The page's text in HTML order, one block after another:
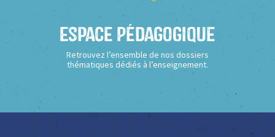
Espace Pédagogique
Retrouvez l’ensemble de nos dossiers
thématiques dédiés à l’enseignement.